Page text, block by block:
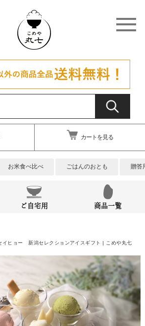
カートを見る
お米食べ比べ ごはんのおとも 贈答
ご自宅用 商品一覧
イヒョー 新潟セレクションアイスギフト | こめや丸七